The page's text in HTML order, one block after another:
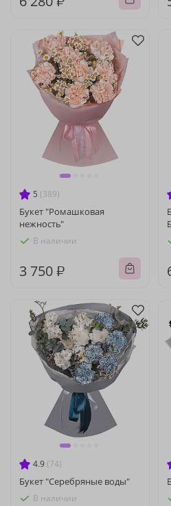
5 (389)
Букет "Ромашковая
нежность"
В наличии
3 750 ₽
4.9 (74)
Букет "Серебряные воды"
В наличии